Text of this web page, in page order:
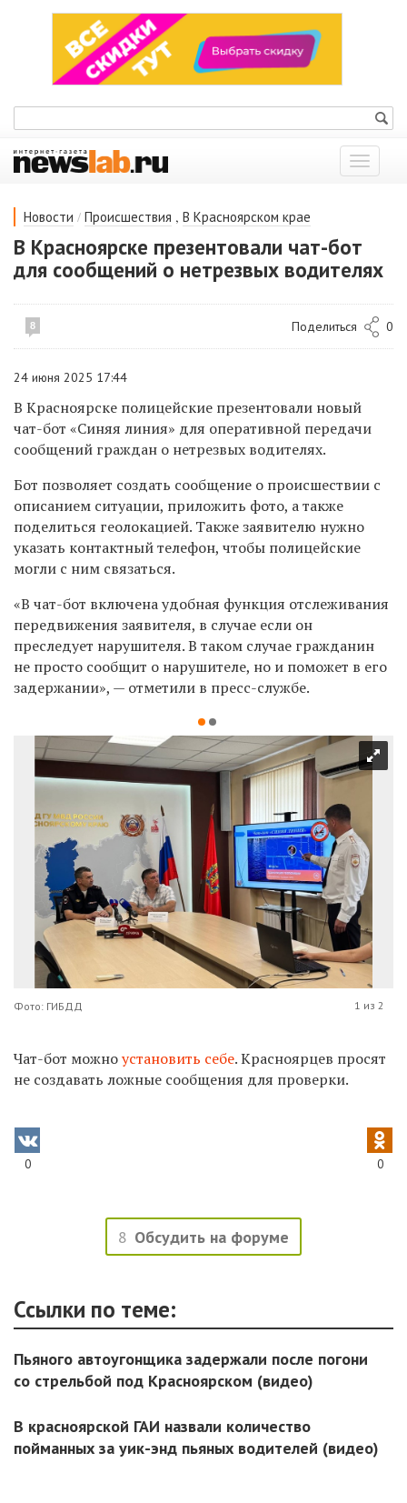
Показать
меню
Новости / Происшествия , В Красноярском крае
В Красноярске презентовали чат-бот
для сообщений о нетрезвых водителях
8 Поделиться 0
24 июня 2025 17:44
В Красноярске полицейские презентовали новый
чат-бот «Синяя линия» для оперативной передачи
сообщений граждан о нетрезвых водителях.
Бот позволяет создать сообщение о происшествии с
описанием ситуации, приложить фото, а также
поделиться геолокацией. Также заявителю нужно
указать контактный телефон, чтобы полицейские
могли с ним связаться.
«В чат-бот включена удобная функция отслеживания
передвижения заявителя, в случае если он
преследует нарушителя. В таком случае гражданин
не просто сообщит о нарушителе, но и поможет в его
задержании», — отметили в пресс-службе.
Фото: ГИБДД 1 из 2
Чат-бот можноустановить себе. Красноярцев просят
не создавать ложные сообщения для проверки.
0 0
8 Обсудить на форуме
Ссылки по теме:
Пьяного автоугонщика задержали после погони
со стрельбой под Красноярском (видео)
В красноярской ГАИ назвали количество
пойманных за уик-энд пьяных водителей (видео)